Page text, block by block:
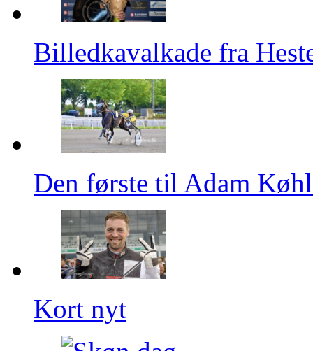
Billedkavalkade fra
Den første til Adam
Kort nyt